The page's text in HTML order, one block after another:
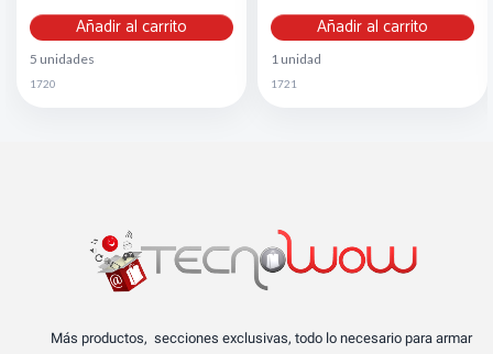
Añadir al carrito
5 unidades
1720
Añadir al carrito
1 unidad
1721
Más productos, secciones exclusivas, todo lo necesario para armar